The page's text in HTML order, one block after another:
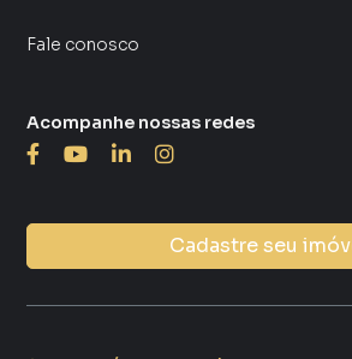
Fale conosco
Cadastre seu
Acompanhe nossas redes